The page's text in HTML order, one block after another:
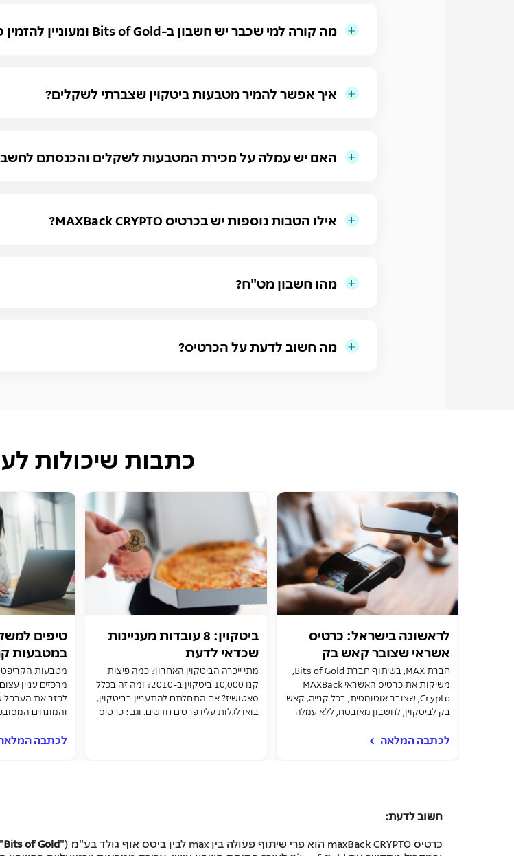
מה קורה למי שכבר יש חשבון ב-Bits of Gold ומעוניין להזמין כרטיס MAXBack CRYPTO?
איך אפשר להמיר מטבעות ביטקוין שצברתי לשקלים?
האם יש עמלה על מכירת המטבעות לשקלים והכנסתם
אילו הטבות נוספות יש בכרטיס MAXBack CRYPTO?
מהו חשבון מט"ח?
מה חשוב לדעת על הכרטיס?
כתבות שיכולות
לראשונה בישראל: כרטיס
אשראי שצובר קאש בק
לביטקוין בכל קנייה
חברת MAX, בשיתוף חברת Bits of Gold,
משיקות את כרטיס האשראי MAXBack
Crypto, שצובר אוטומטית, בכל קנייה, קאש
בק לביטקוין, לחשבון מאובטח, ללא עמלה
לכתבה המלאה
ביטקוין: 8 עובדות מעניינות
שכדאי לדעת
מתי ייכרה הביטקוין האחרון? כמה פיצות
קנו 10,000 ביטקוין ב-2010? ומה זה בכלל
סאטושיז? אם התחלתם להתעניין בביטקוין,
בואו לגלות עליו פרטים חדשים. וגם: כרטיס
טיפים
במטבעות
מטבעות
מרכזים עניין
לפזר את הערפל
והמונחים
ההשקעות הזו?
לכתבה
חשוב לדעת:
כרטיסmaxBack CRYPTO הוא פרי שיתוף פעולה ביןmax לבין ביטס אוף גולד בע"מ ("Bits of Gold